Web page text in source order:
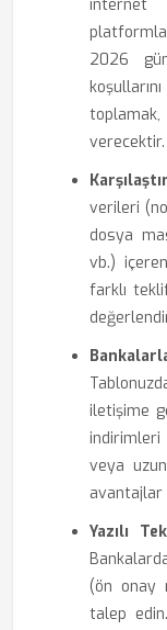
internet
2026
toplamak,
verecektir.
verileri
dosya
vb.)
farklı
iletişime
veya
avantajlar
Yazılı
(ön onay
talep